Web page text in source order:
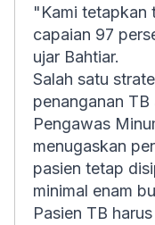
"Kami tetapkan
capaian 97
ujar Bahtiar.
Salah satu
penanganan
Pengawas
menugaskan
pasien tetap
minimal enam
Pasien TB